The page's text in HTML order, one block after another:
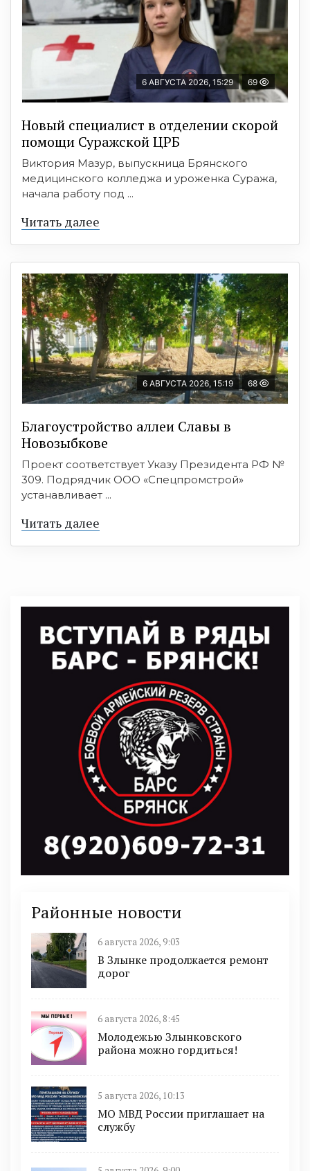
6 АВГУСТА 2026, 15:29 69
Новый специалист в отделении скорой
помощи Суражской ЦРБ
Виктория Мазур, выпускница Брянского
медицинского колледжа и уроженка Суража,
начала работу под ...
Читать далее
6 АВГУСТА 2026, 15:19 68
Благоустройство аллеи Славы в
Новозыбкове
Проект соответствует Указу Президента РФ №
309. Подрядчик ООО «Спецпромстрой»
устанавливает ...
Читать далее
Районные новости
6 августа 2026, 9:03
В Злынке продолжается ремонт
дорог
6 августа 2026, 8:45
Молодежью Злынковского
района можно гордиться!
5 августа 2026, 10:13
МО МВД России приглашает на
службу